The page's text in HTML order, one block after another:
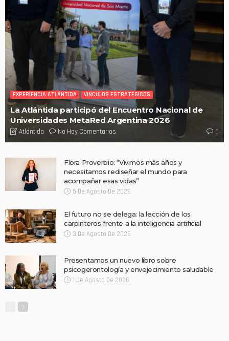
EXPERIENCIA ATLÁNTIDA VINCULOS ESTRATÉGICOS
La Atlántida participó del Encuentro Nacional de
Universidades MetaRed Argentina 2026
Atlántida No Hay Comentarios 0
Flora Proverbio: “Vivimos más años y
necesitamos rediseñar el mundo para
acompañar esas vidas”
5 De Agosto De 2026
El futuro no se delega: la lección de los
carpinteros frente a la inteligencia artificial
3 De Agosto De 2026
Presentamos un nuevo libro sobre
psicogerontología y envejecimiento saludable
1 De Agosto De 2026